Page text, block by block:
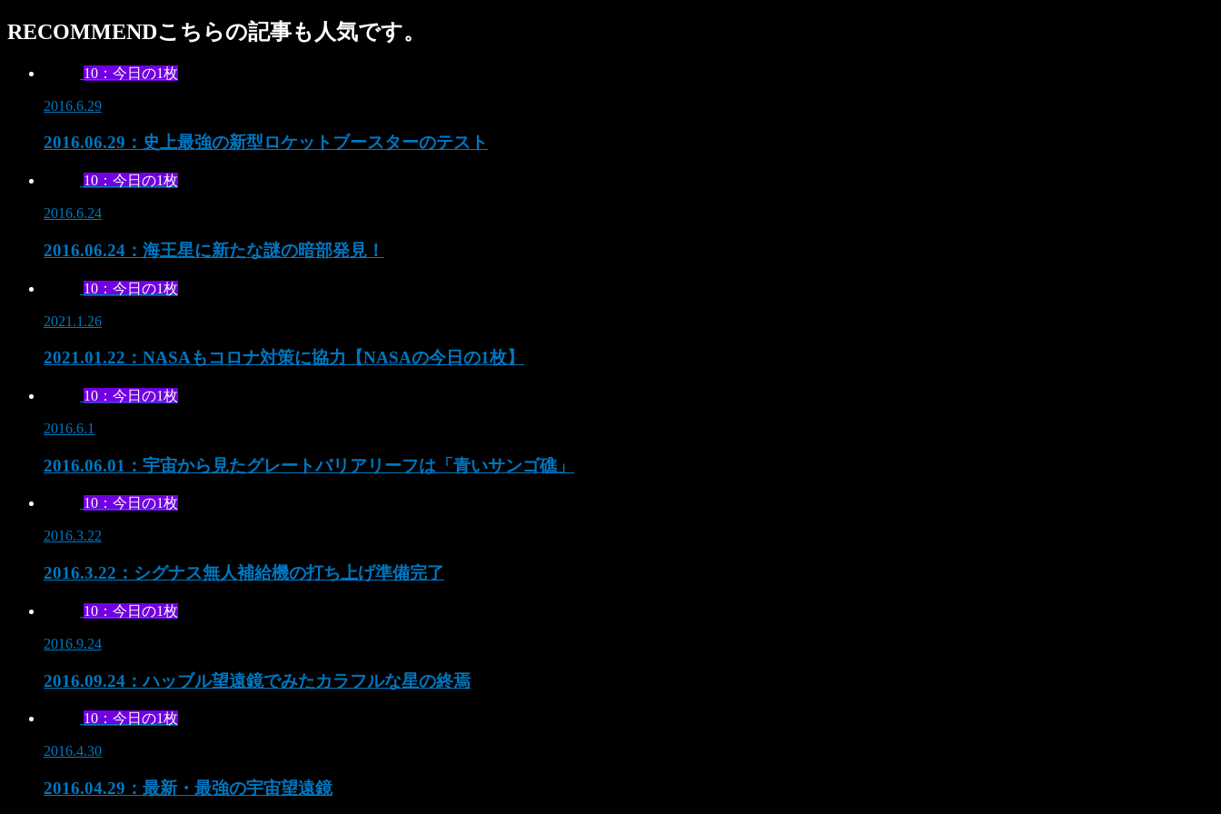
RECOMMENDこちらの記事も人気です。
10：今日の1枚
2016.6.29
2016.06.29：史上最強の新型ロケットブースターのテスト
10：今日の1枚
2016.6.24
2016.06.24：海王星に新たな謎の暗部発見！
10：今日の1枚
2021.1.26
2021.01.22：NASAもコロナ対策に協力【NASAの今日の1枚】
10：今日の1枚
2016.6.1
2016.06.01：宇宙から見たグレートバリアリーフは「青いサンゴ礁」
10：今日の1枚
2016.3.22
2016.3.22：シグナス無人補給機の打ち上げ準備完了
10：今日の1枚
2016.9.24
2016.09.24：ハッブル望遠鏡でみたカラフルな星の終焉
10：今日の1枚
2016.4.30
2016.04.29：最新・最強の宇宙望遠鏡